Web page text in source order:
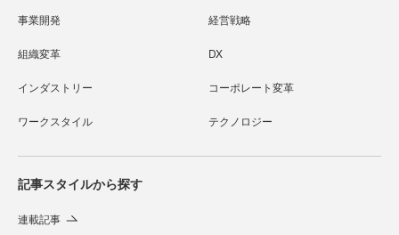
事業開発 経営戦略
組織変革 DX
インダストリー コーポレート変革
ワークスタイル テクノロジー
記事スタイルから探す
連載記事